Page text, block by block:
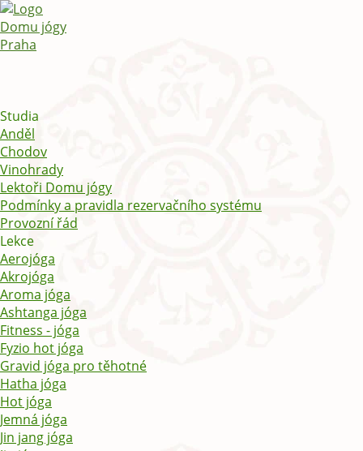
Studia
Anděl
Chodov
Vinohrady
Lektoři Domu jógy
Podmínky a pravidla rezervačního systému
Provozní řád
Lekce
Aerojóga
Akrojóga
Aroma jóga
Ashtanga jóga
Fitness - jóga
Fyzio hot jóga
Gravid jóga pro těhotné
Hatha jóga
Hot jóga
Jemná jóga
Jin jang jóga